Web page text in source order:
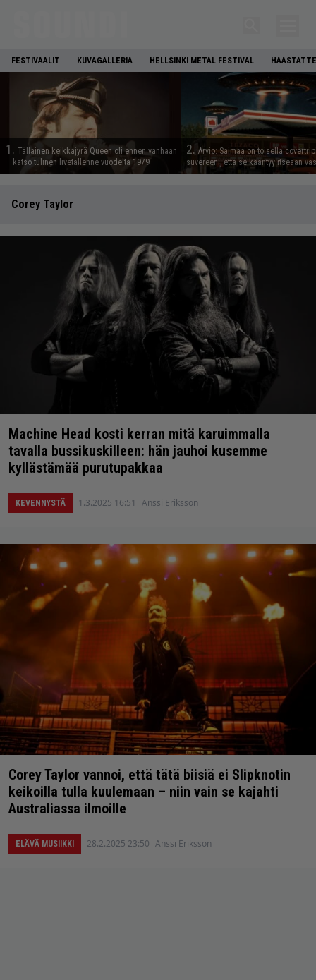
FESTIVAALIT KUVAGALLERIA HELLSINKI METAL FESTIVAL
1. Tällainen keikkajyrä Queen oli ennen vanhaan
– katso tulinen livetallenne vuodelta 1979
2. Arvio: Saimaa on toisella
suvereeni, että se kääntyy itseään
Corey Taylor
Machine Head kosti kerran mitä karuimmalla
tavalla bussikuskilleen: hän jauhoi kusemme
kyllästämää purutupakkaa
KEVENNYSTÄ 1.3.2025 16:51 Anssi Eriksson
Corey Taylor vannoi, että tätä biisiä ei Slipknotin
keikoilla tulla kuulemaan – niin vain se kajahti
Australiassa ilmoille
ELÄVÄ MUSIIKKI 28.2.2025 23:50 Anssi Eriksson